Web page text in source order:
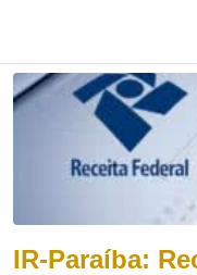
IR-Paraíba: